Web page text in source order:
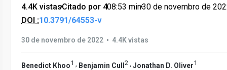
4.4K vistas•Citado por 4•08:53 min•30 de novembro de
DOI :10.3791/64553-v
30 de novembro de 2022 • 4.4K vistas
Benedict Khoo1 , Benjamin Cull 2 , Jonathan D. Oliver1